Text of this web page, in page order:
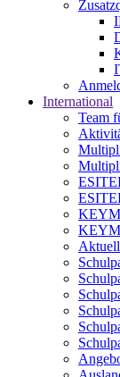
International
Team